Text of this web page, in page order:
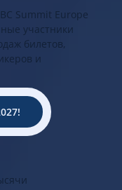
Summit Europe
участники
билетов,
и